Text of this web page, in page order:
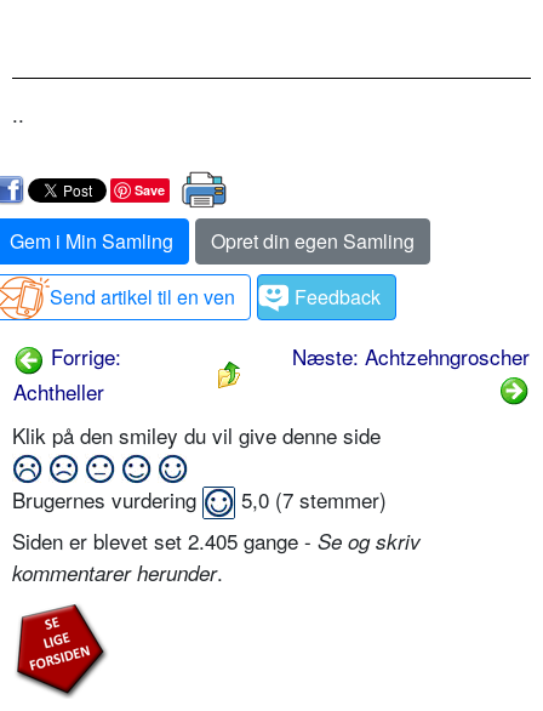
..
Save
Gem i Min Samling
Opret din egen Samling
Send artikel til en ven
Feedback
Forrige:
Achtheller
Næste: Achtzehngroscher
Klik på den smiley du vil give denne side
Brugernes vurdering 5,0 (7 stemmer)
Siden er blevet set 2.405 gange - Se og skriv
kommentarer herunder.